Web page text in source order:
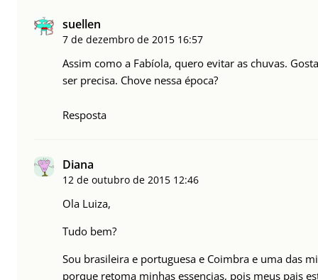
suellen
7 de dezembro de 2015 16:57
Assim como a Fabíola, quero evitar as chuvas.
ser precisa. Chove nessa época?
Resposta
Diana
12 de outubro de 2015 12:46
Ola Luiza,
Tudo bem?
Sou brasileira e portuguesa e Coimbra e uma das
porque retoma minhas essencias, pois meus pais